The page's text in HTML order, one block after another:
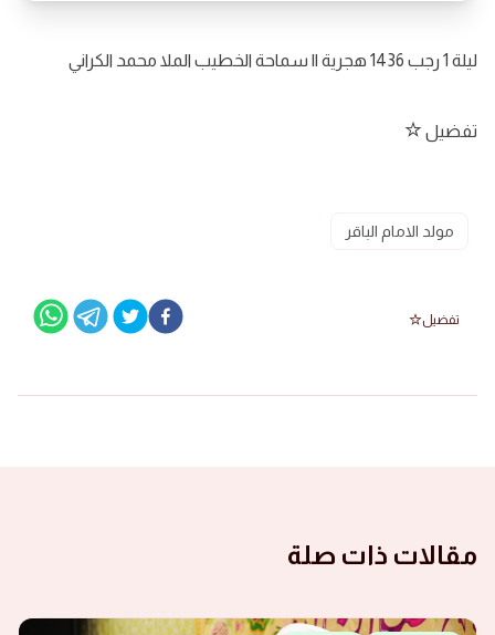
ليلة 1 رجب 1436 هجرية || سماحة الخطيب الملا محمد الكراني
تفضيل
مولد الامام الباقر
تفضيل
مقالات ذات صلة